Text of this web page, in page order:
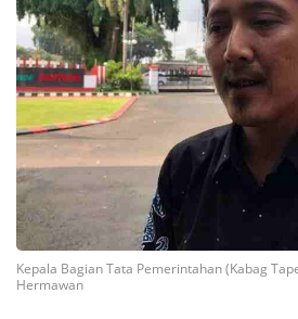
Kepala Bagian Tata Pemerintahan (Kabag
Hermawan